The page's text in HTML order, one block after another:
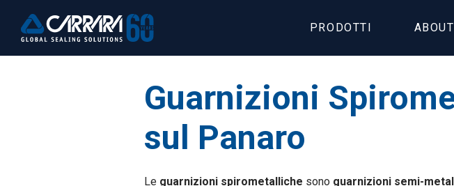
PRODOTTI ABOUT
Guarnizioni
sul Panaro
Le guarnizioni spirometalliche sono guarnizioni semi-